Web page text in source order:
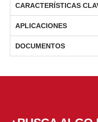
CARACTERÍSTICAS
APLICACIONES
DOCUMENTOS